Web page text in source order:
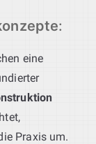
:
eine
Praxis um.